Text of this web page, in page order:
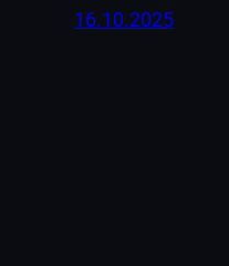
16.10.2025